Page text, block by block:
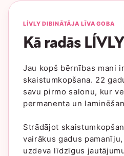
LÍVLY DIBINĀTĀJA LĪVA GOBA
Kā radās
Jau kopš bērnības mani
skaistumkopšana. 22
savu pirmo salonu, kur
permanenta un
Strādājot
vairākus gadus
uzdeva līdzīgus